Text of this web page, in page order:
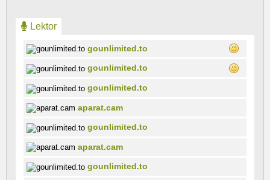
Lektor
gounlimited.to
gounlimited.to
gounlimited.to
aparat.cam
gounlimited.to
aparat.cam
gounlimited.to